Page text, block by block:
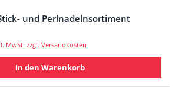
und Perlnadelnsortiment
MwSt. zzgl. Versandkosten
In den Warenkorb